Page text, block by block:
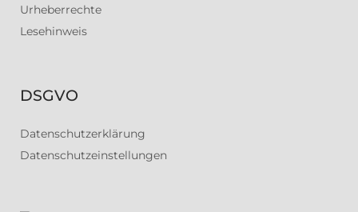
Urheberrechte
Lesehinweis
DSGVO
Datenschutzerklärung
Datenschutzeinstellungen